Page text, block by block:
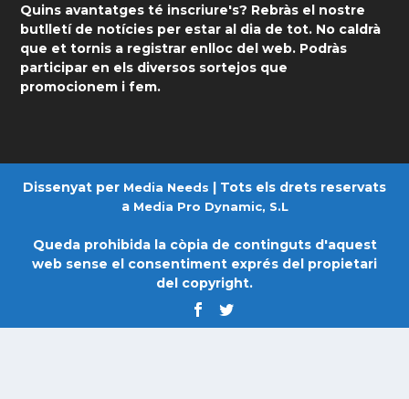
Quins avantatges té inscriure's? Rebràs el nostre
butlletí de notícies per estar al dia de tot. No caldrà
que et tornis a registrar enlloc del web. Podràs
participar en els diversos sortejos que
promocionem i fem.
Dissenyat per Media Needs | Tots els drets reservats
a Media Pro Dynamic, S.L
Queda prohibida la còpia de continguts d'aquest
web sense el consentiment exprés del propietari
del copyright.